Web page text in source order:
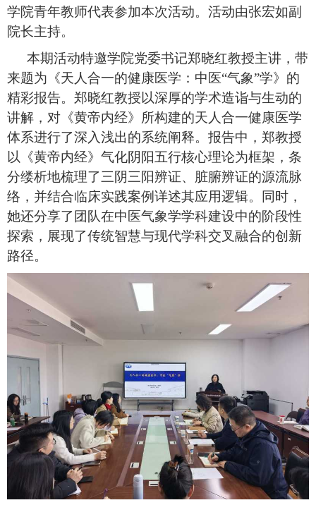
学院青年教师代表参加本次活动。活动由张宏如副
院长主持。
本期活动特邀学院党委书记郑晓红教授主讲， 带
来题为 《天人合一的健康医学：中医“气象”学》的
精彩报告。郑晓红教授以深厚的学术造诣与生动的
讲解，对《黄帝内经》所构建的天人合一健康医学
体系进行了深入浅出的系统阐释。报告中，郑教授
以《黄帝内经》气化阴阳五行核心理论为框架，条
分缕析地梳理了三阴三阳辨证、脏腑辨证的源流脉
络，并结合临床实践案例详述其应用逻辑。同时，
她还分享了团队在中医气象学学科建设中的阶段性
探索，展现了传统智慧与现代学科交叉融合的创新
路径。